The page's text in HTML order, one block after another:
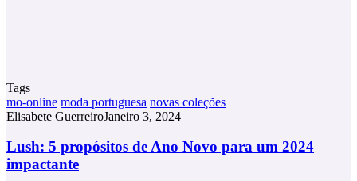
Tags
mo-online moda portuguesa novas coleções
Elisabete GuerreiroJaneiro 3, 2024
Lush:
5
propósitos
Lush: 5 propósitos de Ano Novo para um 2024
impactante